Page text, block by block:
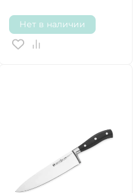
Нет в наличии